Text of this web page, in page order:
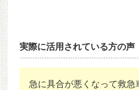
実際に活用されている方の声
急に具合が悪くなって救